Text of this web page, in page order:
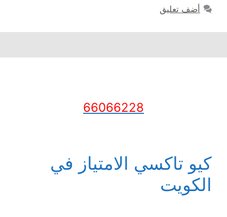
أضف تعليق
66066228
كيو تاكسي الامتياز في
الكويت